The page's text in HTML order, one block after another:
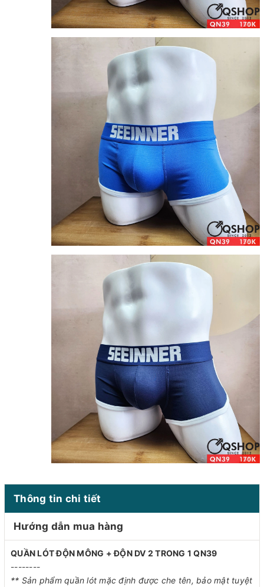
Thông tin chi tiết
Hướng dẫn mua hàng
QUẦN LÓT ĐỘN MÔNG + ĐỘN DV 2 TRONG 1 QN39
--------
** Sản phẩm quần lót mặc định được che tên, bảo mật tuyệt